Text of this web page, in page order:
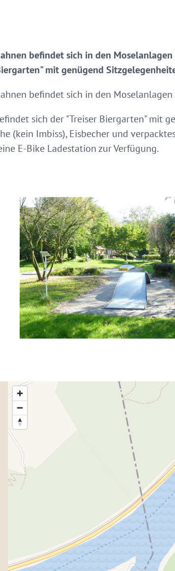
befindet sich in den
mit genügend
befindet sich in den Moselanlagen
sich der "Treiser Biergarten" mit
(kein Imbiss), Eisbecher und
E-Bike Ladestation zur Verfügung.